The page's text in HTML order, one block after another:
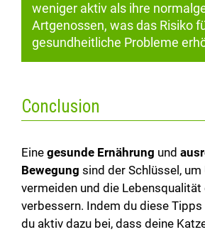
weniger aktiv als ihre
Artgenossen, was das Risiko
gesundheitliche Probleme
Conclusion
Eine gesunde Ernährung und
Bewegung sind der Schlüssel,
vermeiden und die Lebensqualität
verbessern. Indem du diese
du aktiv dazu bei, dass deine